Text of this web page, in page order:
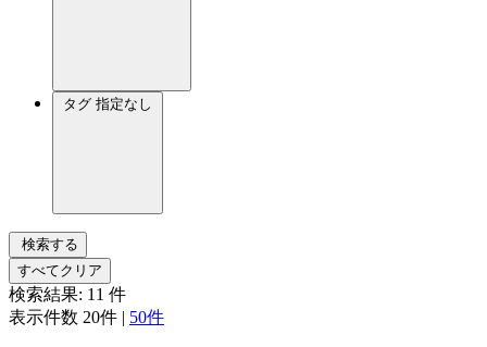
タグ 指定なし
検索する
すべてクリア
検索結果: 11 件
表示件数 20件 | 50件